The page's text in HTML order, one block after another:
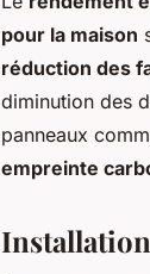
pour la maison
réduction des
diminution des
panneaux
empreinte